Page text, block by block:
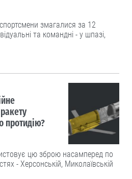
змагалися за 12
та командні - у шпазі,
протидію?
цю зброю насамперед по
- Херсонській, Миколаївській